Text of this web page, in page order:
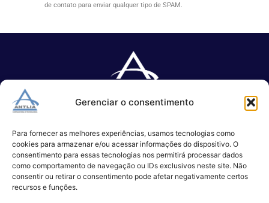
Gerenciar o consentimento
Para fornecer as melhores experiências, usamos tecnologias como
cookies para armazenar e/ou acessar informações do dispositivo. O
consentimento para essas tecnologias nos permitirá processar dados
como comportamento de navegação ou IDs exclusivos neste site. Não
consentir ou retirar o consentimento pode afetar negativamente certos
recursos e funções.
de contato para enviar qualquer tipo de SPAM.
TI.
(11) 3017-0999